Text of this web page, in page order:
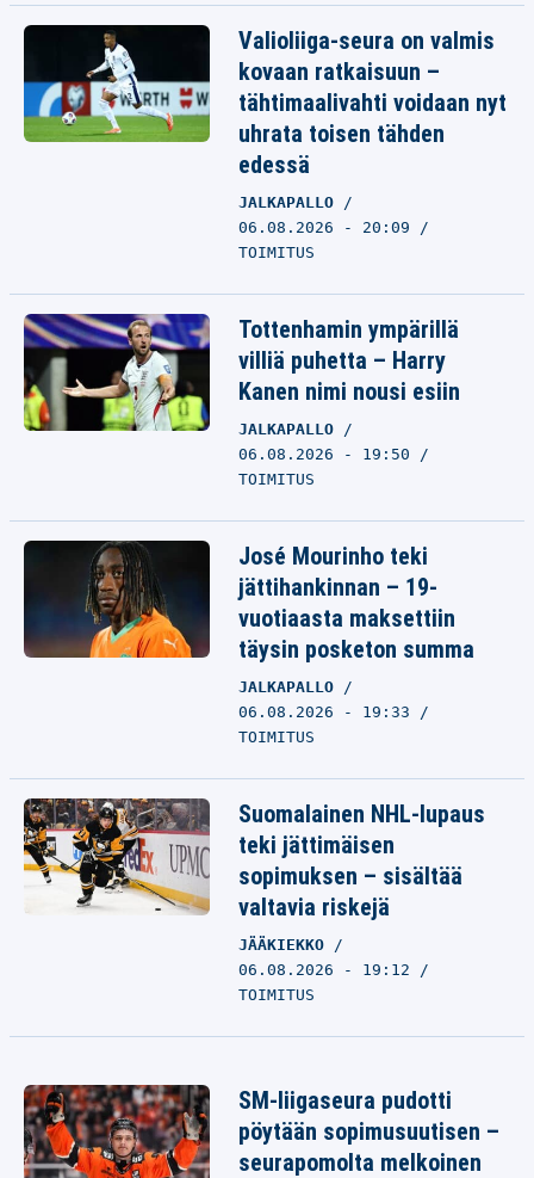
Valioliiga-seura on valmis
kovaan ratkaisuun –
tähtimaalivahti voidaan nyt
uhrata toisen tähden
edessä
JALKAPALLO
06.08.2026 - 20:09
TOIMITUS
Tottenhamin ympärillä
villiä puhetta – Harry
Kanen nimi nousi esiin
JALKAPALLO
06.08.2026 - 19:50
TOIMITUS
José Mourinho teki
jättihankinnan – 19-
vuotiaasta maksettiin
täysin posketon summa
JALKAPALLO
06.08.2026 - 19:33
TOIMITUS
Suomalainen NHL-lupaus
teki jättimäisen
sopimuksen – sisältää
valtavia riskejä
JÄÄKIEKKO
06.08.2026 - 19:12
TOIMITUS
SM-liigaseura pudotti
pöytään sopimusuutisen –
seurapomolta melkoinen